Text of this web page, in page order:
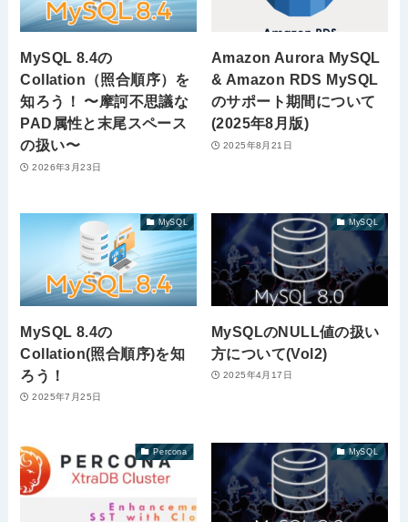
MySQL 8.4の
Collation（照合順序）を
知ろう！ 〜摩訶不思議な
PAD属性と末尾スペース
の扱い〜
2026年3月23日
Amazon Aurora MySQL
& Amazon RDS MySQL
のサポート期間について
(2025年8月版)
2025年8月21日
MySQL
MySQL 8.4の
Collation(照合順序)を知
ろう！
2025年7月25日
MySQL
MySQLのNULL値の扱い
方について(Vol2)
2025年4月17日
Percona MySQL